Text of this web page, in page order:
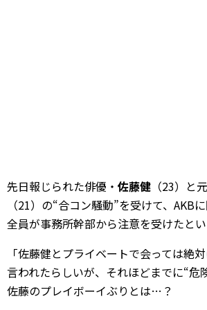
先日報じられた俳優・ 佐藤健 （23）と
（21）の“合コン騒動”を受けて、AKB
全員が事務所幹部から注意を受けたとい
「佐藤健とプライベートで会っては絶
言われたらしいが、それほどまでに“危
佐藤のプレイボーイぶりとは…？